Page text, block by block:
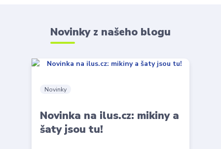
Novinky z našeho blogu
Novinky
Novinka na ilus.cz: mikiny a
šaty jsou tu!